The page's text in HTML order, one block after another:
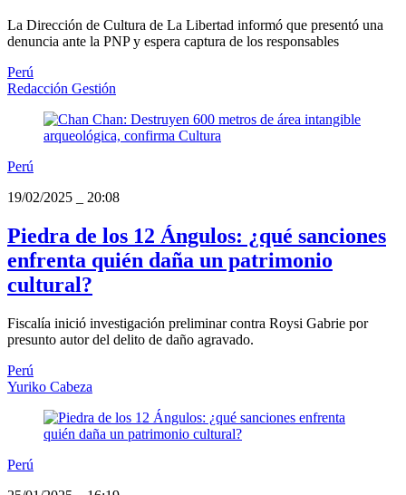
La Dirección de Cultura de La Libertad informó que presentó una
denuncia ante la PNP y espera captura de los responsables
Perú
Redacción Gestión
Perú
19/02/2025
20:08
Piedra de los 12 Ángulos: ¿qué sanciones
enfrenta quién daña un patrimonio
cultural?
Fiscalía inició investigación preliminar contra Roysi Gabrie por
presunto autor del delito de daño agravado.
Perú
Yuriko Cabeza
Perú